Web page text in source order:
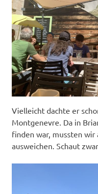
Vielleicht dachte er
Montgenevre. Da in
finden war, mussten
ausweichen. Schaut